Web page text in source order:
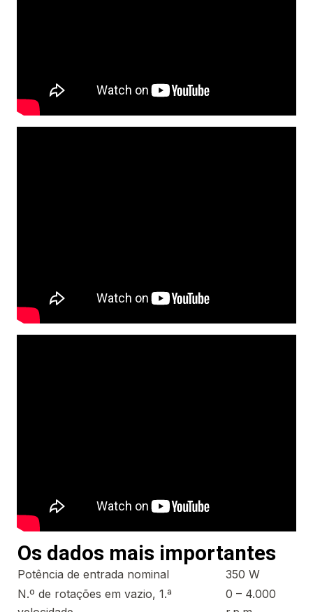
Os dados mais importantes
Potência de entrada nominal
350 W
N.º de rotações em vazio, 1.ª
0 – 4.000